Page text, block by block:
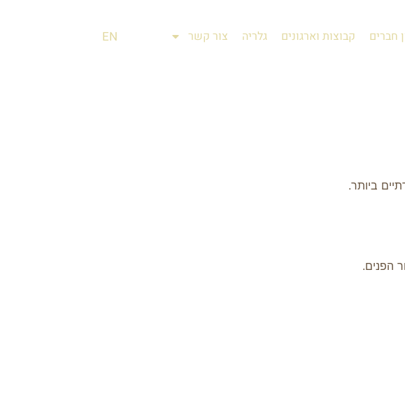
חברים קבוצות וארגונים גלריה צור קשר EN
ביותר.
הפנים.